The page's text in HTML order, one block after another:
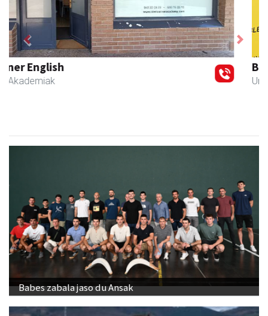
Barn trasteleku eta biltegi txikien alokairua
Urnieta - Trastelekuak
Previous Next
Babes zabala jaso du Ansak